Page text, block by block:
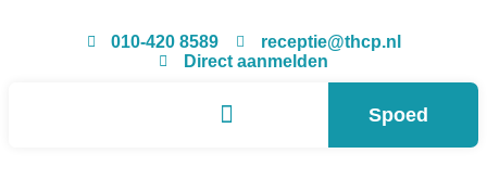
010-420 8589
receptie@thcp.nl
Direct aanmelden
Spoed